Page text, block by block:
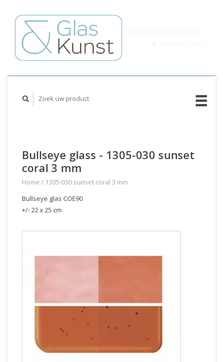
Bullseye glass - 1305-030 sunset
coral 3 mm
Home / 1305-030 sunset coral 3 mm
Bullseye glas COE90
+/- 22 x 25 cm